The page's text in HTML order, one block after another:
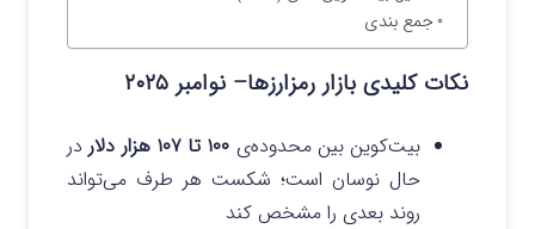
جمع بندی
نکات کلیدی بازار رمزارزها– نوامبر ۲۰۲۵
بیت‌کوین بین محدوده‌ی ۱۰۰ تا ۱۰۷ هزار دلار
در
حال نوسان است؛ شکست هر طرف می‌تواند
روند بعدی را مشخص کند